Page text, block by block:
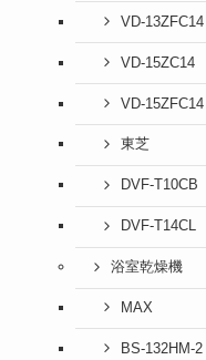
VD-13ZFC14
VD-15ZC14
VD-15ZFC14
東芝
DVF-T10CB
DVF-T14CL
浴室乾燥機
MAX
BS-132HM-2